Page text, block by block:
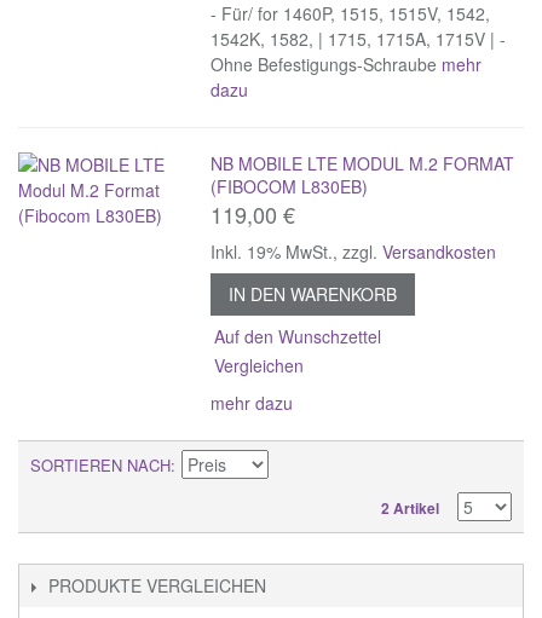
- Für/ for 1460P, 1515, 1515V, 1542,
1542K, 1582, | 1715, 1715A, 1715V | -
Ohne Befestigungs-Schraube mehr
dazu
NB MOBILE LTE MODUL M.2 FORMAT
(FIBOCOM L830EB)
119,00 €
Inkl. 19% MwSt.,zzgl.Versandkosten
IN DEN WARENKORB
Auf den Wunschzettel
Vergleichen
mehr dazu
SORTIEREN NACH
2 Artikel
PRODUKTE VERGLEICHEN